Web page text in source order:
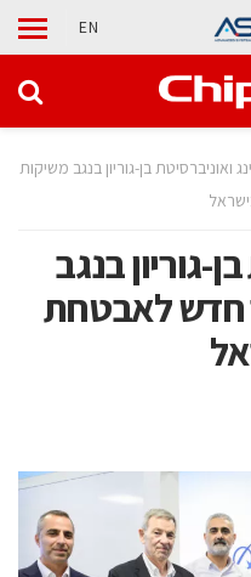
EN
ואוניברסיטת בן-גוריון בנגב משיקות
גוריון בנגב
חדש לאבטחת